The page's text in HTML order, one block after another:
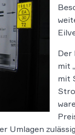
Der
mit
mit
Umlagen